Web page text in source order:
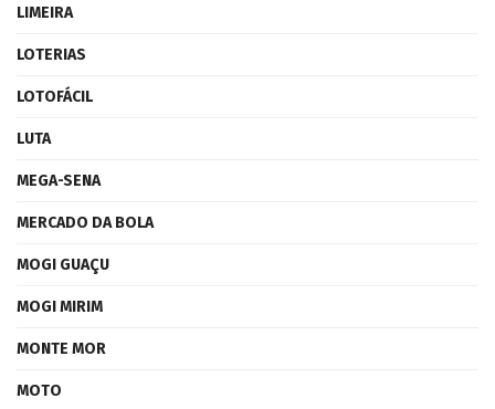
LIMEIRA
LOTERIAS
LOTOFÁCIL
LUTA
MEGA-SENA
MERCADO DA BOLA
MOGI GUAÇU
MOGI MIRIM
MONTE MOR
MOTO